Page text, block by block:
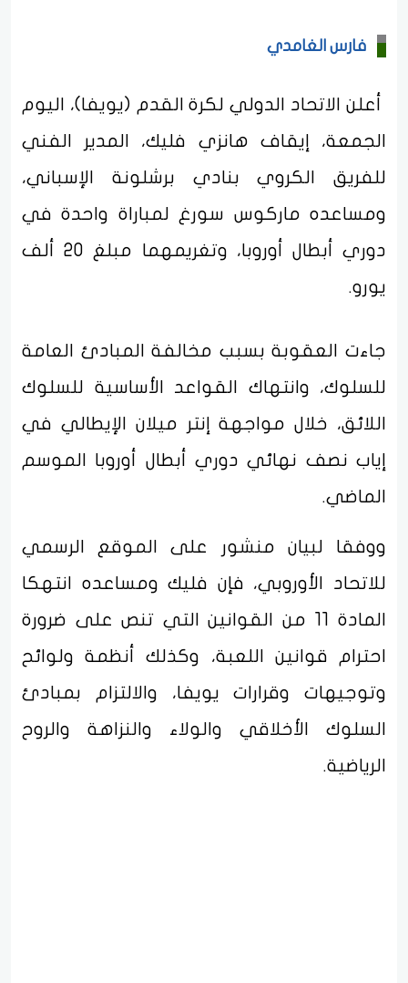
فارس الغامدي
أعلن الاتحاد الدولي لكرة القدم (يويفا)، اليوم
الجمعة، إيقاف هانزي فليك، المدير الفني
للفريق الكروي بنادي برشلونة الإسباني،
ومساعده ماركوس سورغ لمباراة واحدة في
دوري أبطال أوروبا، وتغريمهما مبلغ 20 ألف
يورو.
جاءت العقوبة بسبب مخالفة المبادئ العامة
للسلوك، وانتهاك القواعد الأساسية للسلوك
اللائق، خلال مواجهة إنتر ميلان الإيطالي في
إياب نصف نهائي دوري أبطال أوروبا الموسم
الماضي.
ووفقا لبيان منشور على الموقع الرسمي
للاتحاد الأوروبي، فإن فليك ومساعده انتهكا
المادة 11 من القوانين التي تنص على ضرورة
احترام قوانين اللعبة، وكذلك أنظمة ولوائح
وتوجيهات وقرارات يويفا، والالتزام بمبادئ
السلوك الأخلاقي والولاء والنزاهة والروح
الرياضية.